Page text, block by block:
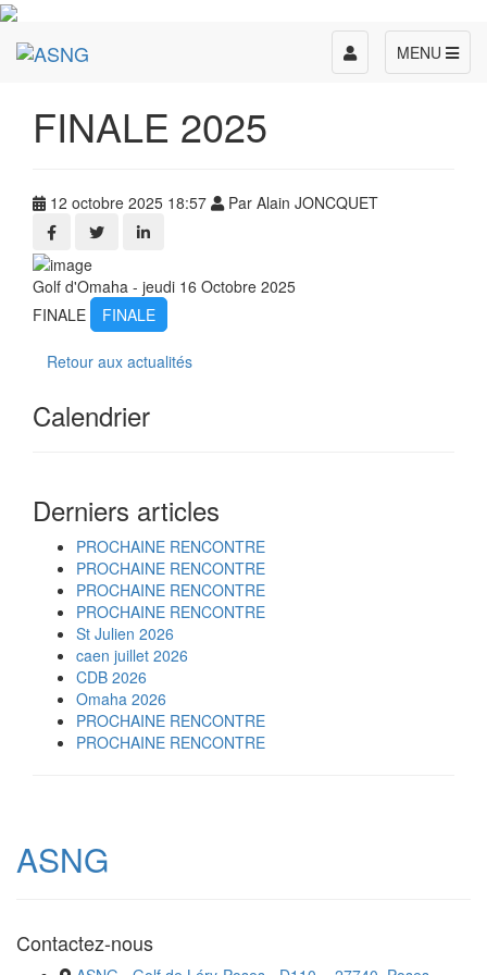
MENU
Toggle
navigation
FINALE 2025
12 octobre 2025 18:57 Par Alain JONCQUET
Golf d'Omaha - jeudi 16 Octobre 2025
FINALE
FINALE
Retour aux actualités
Calendrier
Derniers articles
PROCHAINE RENCONTRE
PROCHAINE RENCONTRE
PROCHAINE RENCONTRE
PROCHAINE RENCONTRE
St Julien 2026
caen juillet 2026
CDB 2026
Omaha 2026
PROCHAINE RENCONTRE
PROCHAINE RENCONTRE
ASNG
Contactez-nous